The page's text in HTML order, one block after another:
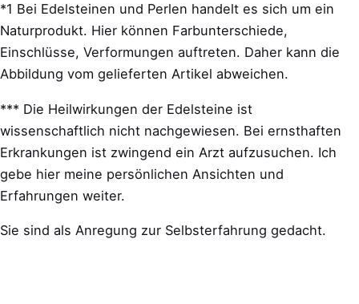
*1 Bei Edelsteinen und Perlen handelt es sich um ein
Naturprodukt. Hier können Farbunterschiede,
Einschlüsse, Verformungen auftreten. Daher kann die
Abbildung vom gelieferten Artikel abweichen.
*** Die Heilwirkungen der Edelsteine ist
wissenschaftlich nicht nachgewiesen. Bei ernsthaften
Erkrankungen ist zwingend ein Arzt aufzusuchen. Ich
gebe hier meine persönlichen Ansichten und
Erfahrungen weiter.
Sie sind als Anregung zur Selbsterfahrung gedacht.